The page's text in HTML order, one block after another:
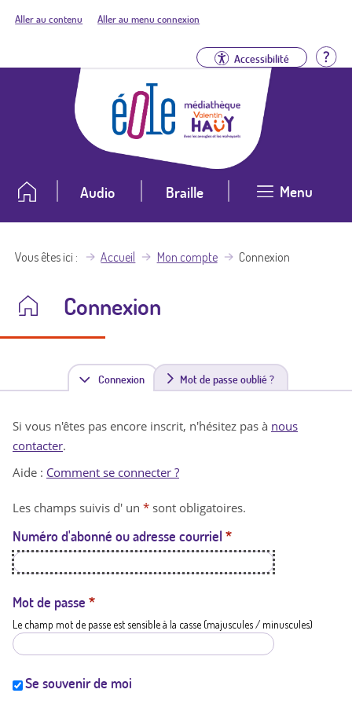
Aller au contenu Aller au menu connexion
Accessibilité
Audio Braille Menu
Vous êtes ici Accueil Mon compte Connexion
Connexion
Connexion(
n
t
a
t
i
Mot de passe oublié ?
Si vous n'êtes pas encore inscrit, n'hésitez pas à nous
contacter.
Aide : Comment se connecter ?
Les champs suivis d' un * sont obligatoires.
Numéro d'abonné ou adresse courriel *
Mot de passe *
Le champ mot de passe est sensible à la casse (majuscules / minuscules)
Se souvenir de moi